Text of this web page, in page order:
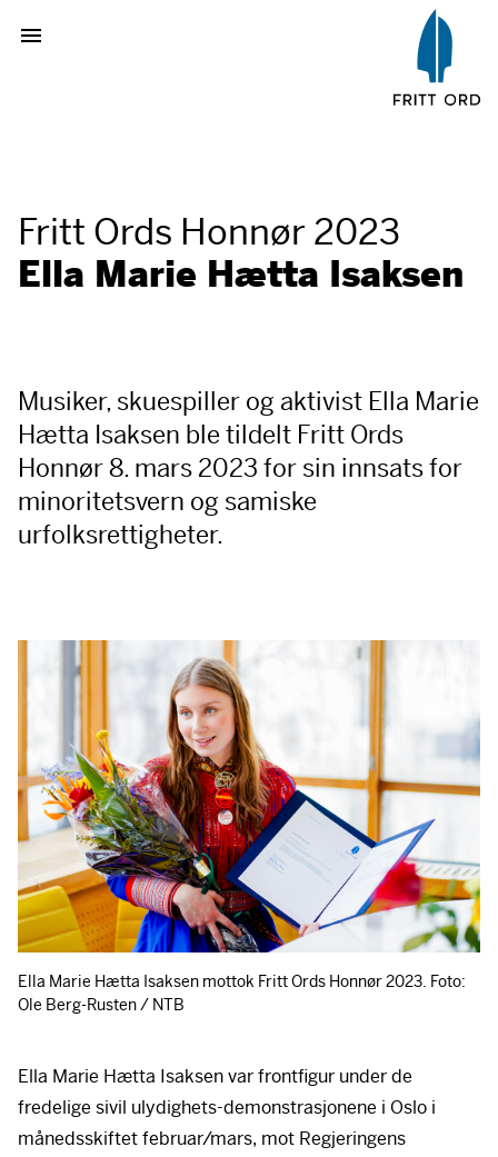
Fritt Ords Honnør 2023
Ella Marie Hætta Isaksen
Musiker, skuespiller og aktivist Ella Marie
Hætta Isaksen ble tildelt Fritt Ords
Honnør 8. mars 2023 for sin innsats for
minoritetsvern og samiske
urfolksrettigheter.
Ella Marie Hætta Isaksen mottok Fritt Ords Honnør 2023. Foto:
Ole Berg-Rusten / NTB
Ella Marie Hætta Isaksen var frontfigur under de
fredelige sivil ulydighets-demonstrasjonene i Oslo i
månedsskiftet februar/mars, mot Regjeringens